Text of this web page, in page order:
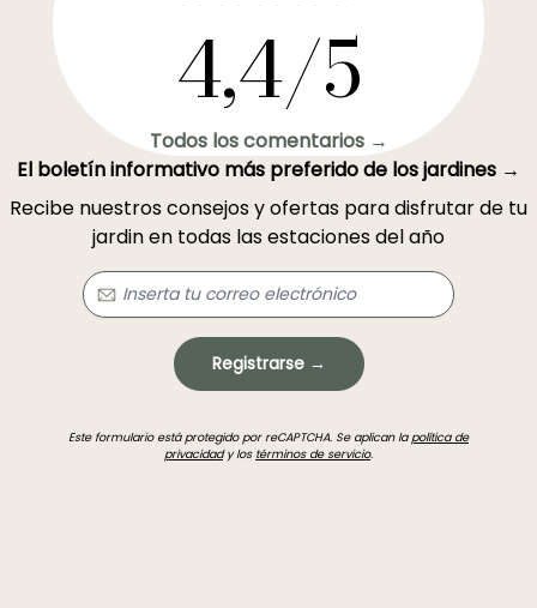
4,4/5
Todos los comentarios →
El boletín informativo más preferido de los jardines →
Recibe nuestros consejos y ofertas para disfrutar de tu
jardin en todas las estaciones del año
Registrarse →
Este formulario está protegido por reCAPTCHA. Se aplican la política de
privacidady los términos de servicio.